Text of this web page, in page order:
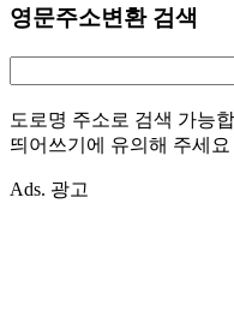
영문주소변환 검색
도로명 주소로 검색 가능
띄어쓰기에 유의해 주세요
Ads. 광고